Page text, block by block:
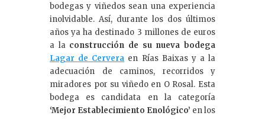
bodegas y viñedos sean una experiencia
inolvidable. Así, durante los dos últimos
años ya ha destinado 3 millones de euros
a la construcción de su nueva bodega
Lagar de Cervera en Rías Baixas y a la
adecuación de caminos, recorridos y
miradores por su viñedo en O Rosal. Esta
bodega es candidata en la categoría
‘Mejor Establecimiento Enológico’ en los